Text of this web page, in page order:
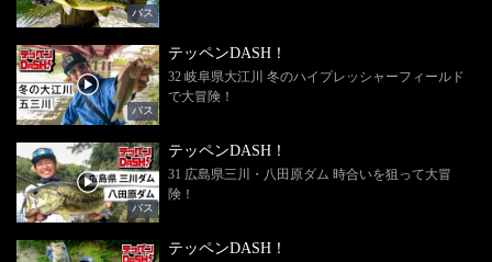
バス
バス
テッペンDASH！
32 岐阜県大江川 冬のハイプレッシャーフィールド
で大冒険！
バス
テッペンDASH！
31 広島県三川・八田原ダム 時合いを狙って大冒
険！
テッペンDASH！